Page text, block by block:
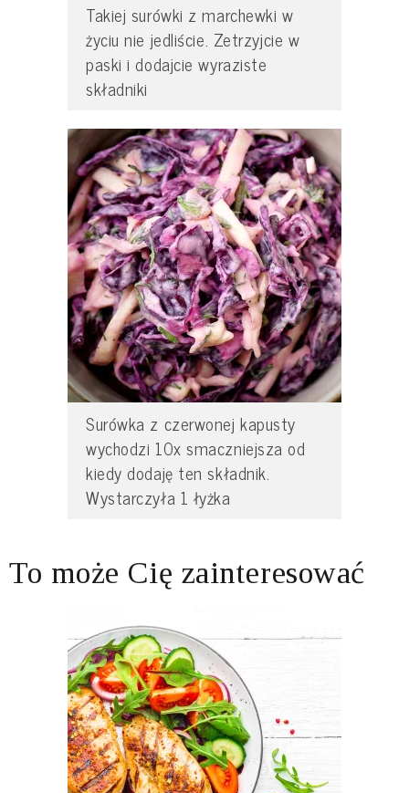
Takiej surówki z marchewki w
życiu nie jedliście. Zetrzyjcie w
paski i dodajcie wyraziste
składniki
Surówka z czerwonej kapusty
wychodzi 10x smaczniejsza od
kiedy dodaję ten składnik.
Wystarczyła 1 łyżka
To może Cię zainteresować